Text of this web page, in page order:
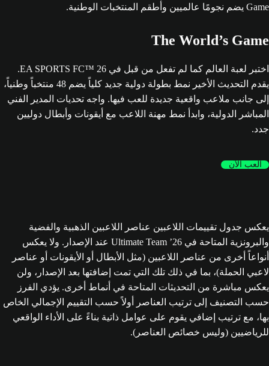
The World’s Game
اختبر لعبة العالم كما لم تفعل من قبل في EA SPORTS FC™ 26.
يقدم التحديث الأخير نمط بطولة دولية جديد كلياً يضم 48 منتخباً وطنياً،
إلى جانب ملاعب واقعية جديدة للعب فيها. واجه تحديات المدير الفني
المباشر الدولية، وابدأ نمط مهنة اللاعب مع أيقونات وأبطال دوليين
جدد.
العب الآن
يعكس جدول تقييمات اللاعبين عناصر اللاعبين الذهبية والفضية
والبرونزية المتاحة في Ultimate Team ’26 عند الإصدار. ولا يعكس
أنواعاً أخرى من عناصر اللاعبين (مثل الأبطال أو الأيقونات أو عناصر
لاعبي الحملة)، بما في ذلك تلك التي تمت إضافتها بعد الإصدار، ولن
يعكس مباشرة من التحديثات المتاحة في أنماط أخرى. يؤدي الفرز
حسب التصنيف إلى ترتيب العناصر أولاً حسب التقييم الإجمالي الخاص
بها، مع ترتيب إضافي يقوم على عوامل ذاتية بناءً على الأداء الواقعي
للرياضيين (وليس خصائص العناصر).